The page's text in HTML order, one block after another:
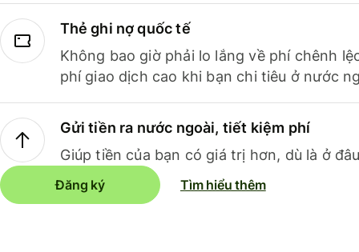
Thẻ ghi nợ quốc tế
Không bao giờ phải lo lắng về phí chênh
phí giao dịch cao khi bạn chi tiêu ở nước
Gửi tiền ra nước ngoài, tiết kiệm phí
Giúp tiền của bạn có giá trị hơn, dù là ở
Đăng ký Tìm hiểu thêm